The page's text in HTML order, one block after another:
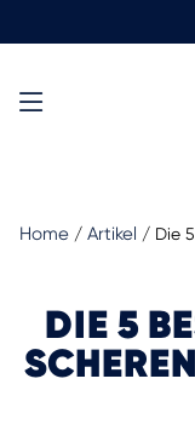
Home / Artikel / Die
DIE 5